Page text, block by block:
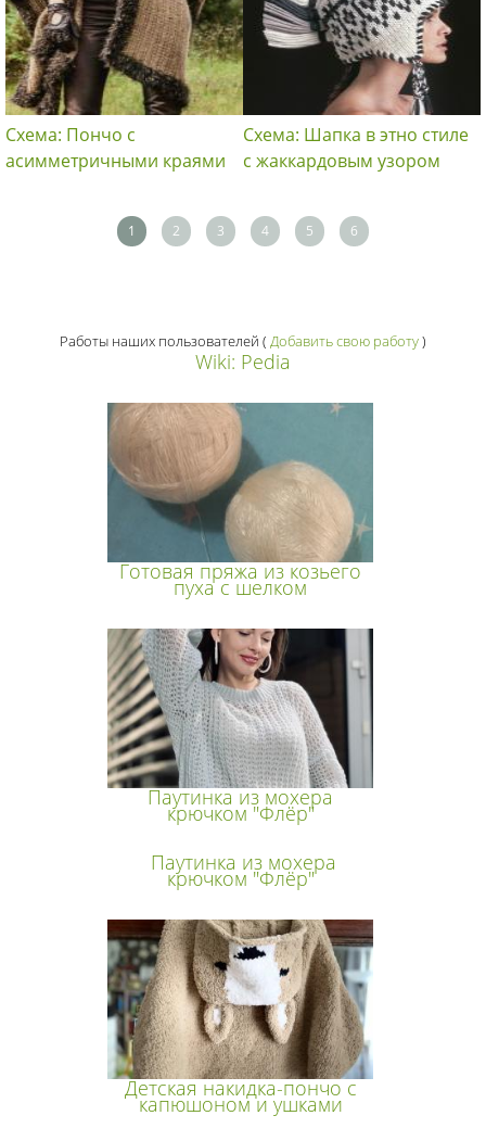
Схема: Пончо с
асимметричными краями
Схема: Шапка в этно стиле
с жаккардовым узором
1 2 3 4 5 6
Работы наших пользователей ( Добавить свою работу)
Wiki: Pedia
Готовая пряжа из козьего
пуха с шелком
Паутинка из мохера
крючком "Флёр"
Паутинка из мохера
крючком "Флёр"
Детская накидка-пончо с
капюшоном и ушками